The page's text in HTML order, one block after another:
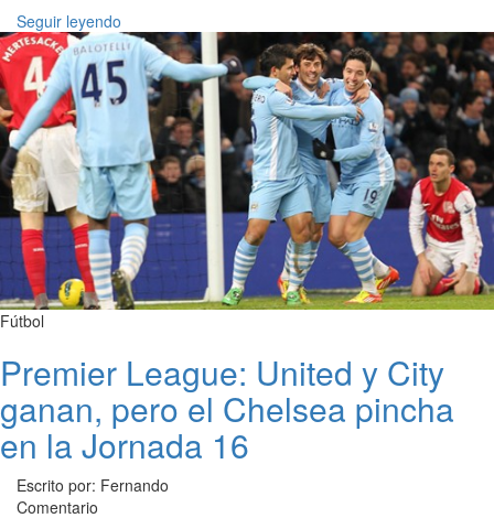
Seguir leyendo
Fútbol
Premier League: United y City
ganan, pero el Chelsea pincha
en la Jornada 16
Escrito por: Fernando
Comentario